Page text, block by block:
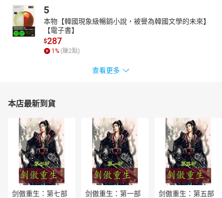
5
本物【韓國現象級暢銷小說，被譽為韓國文學的未來】
【電子書】
$287
1 % (賺2點)
查看更多
本店最新到貨
剑傲重生：第七部
剑傲重生：第一部
剑傲重生：第五部